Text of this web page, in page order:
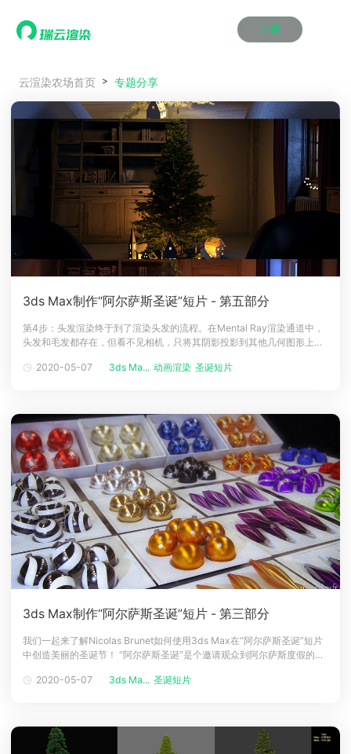
注册
产品服务
效果图渲染
云制作
云渲染管理系统
瑞兔百宝箱
AI视频插帧
效果图渲染
云制作
云渲染管理系统
瑞兔百宝箱
AI视频插帧
效果图渲染
云制作
云渲染管理系统
瑞兔百宝箱
AI视频插帧
效果图渲染
云制作
云渲染管理系统
瑞兔百宝箱
AI视频插帧
效果图渲染
云制作
云渲染管理系统
瑞兔百宝箱
AI视频插帧
效果图渲染
云制作
云渲染管理系统
瑞兔百宝箱
AI视频插帧
解决方案
Maya云渲染方案
3ds Max云渲染方案
Cinema 4D云渲染方案
Blender 云渲染方案
Maya AI渲染方案
Maya云渲染方案
3ds Max云渲染方案
Cinema 4D云渲染方案
Blender 云渲染方案
Maya AI渲染方案
Maya云渲染方案
3ds Max云渲染方案
Cinema 4D云渲染方案
Blender 云渲染方案
Maya AI渲染方案
Maya云渲染方案
3ds Max云渲染方案
Cinema 4D云渲染方案
Blender 云渲染方案
Maya AI渲染方案
Maya云渲染方案
3ds Max云渲染方案
Cinema 4D云渲染方案
Blender 云渲染方案
Maya AI渲染方案
Maya云渲染方案
3ds Max云渲染方案
Cinema 4D云渲染方案
Blender 云渲染方案
Maya AI渲染方案
价格
动画价格
效果图价格
云制作价格
动画价格
效果图价格
云制作价格
动画价格
效果图价格
云制作价格
动画价格
效果图价格
云制作价格
动画价格
效果图价格
云制作价格
动画价格
效果图价格
云制作价格
案例
资讯&赛事
新闻资讯
渲染百科
渲染大赛
泛CG交流会
新闻资讯
渲染百科
渲染大赛
泛CG交流会
新闻资讯
渲染百科
渲染大赛
泛CG交流会
新闻资讯
渲染百科
渲染大赛
泛CG交流会
新闻资讯
渲染百科
渲染大赛
泛CG交流会
新闻资讯
渲染百科
渲染大赛
泛CG交流会
特惠专区
教育优惠
教育优惠
教育优惠
教育优惠
教育优惠
教育优惠
关于我们
下载
登录
云渲染农场首页 专题分享
3ds Max制作“阿尔萨斯圣诞”短片 - 第五部分
第4步：头发渲染终于到了渲染头发的流程。在Mental Ray渲染通道中，
头发和毛发都存在，但看不见相机，只将其阴影投影到其他几何图形上。
成。除了少数出错，这样可以进行到图片完成。头发渲染工作流程第5
2020-05-07 3ds Ma... 动画渲染 圣诞短片
3ds Max制作“阿尔萨斯圣诞”短片 - 第三部分
我们一起来了解Nicolas Brunet如何使用3ds Max在“阿尔萨斯圣诞”短片
中创造美丽的圣诞节！ “阿尔萨斯圣诞”是个邀请观众到阿尔萨斯度假的促
我之间的合作。该项目由一张海报和两部电影组成。今年的主题是“圣诞树
2020-05-07 3ds Ma... 圣诞短片